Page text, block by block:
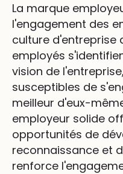
La marque
l'engagement des
culture d'entreprise
employés
vision de
susceptibles de
meilleur d'eux-
employeur solide
opportunités de
reconnaissance et
renforce